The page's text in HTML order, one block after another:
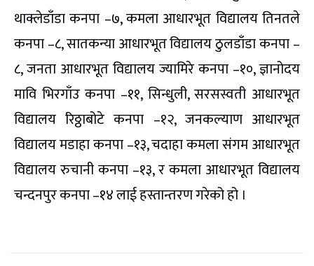
थाक्लेडाँडा कनपा –७, कमला आधारभूत विद्यालय तिनतले
कनपा –८, सातकन्या आधारभूत विद्यालय ठुलडाँडा कनपा –
८, जनता आधारभूत विद्यालय ज्यामिरे कनपा –१०, ज्ञानोदय
मावि भिरगाँउ कनपा –११, सिन्धुली, सरसस्वती आधारभूत
विद्यालय रिठ्ठाबोटे कनपा –१२, जनकल्याण आधारभूत
विद्यालय मडाहा कनपा –१३, चदाहा कमला संगम आधारभूत
विद्यालय रुचानी कनपा –१३, र कमला आधारभूत विद्यालय
चन्दनपुर कनपा –१४ लाई हस्तान्तरण गरेको हो ।